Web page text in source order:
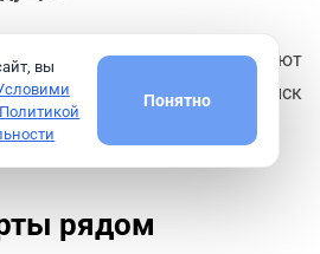
какие маршруты предлагают
порта
или сделать поиск
на сайте
рядом
вы
Понятно